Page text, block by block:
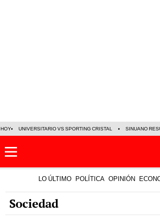
HOY UNIVERSITARIO VS SPORTING CRISTAL SINUANO
LO ÚLTIMO POLÍTICA OPINIÓN
Sociedad